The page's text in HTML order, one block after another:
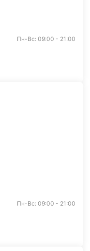
Пн-Вс: 09:00 - 21:00
Пн-Вс: 09:00 - 21:00